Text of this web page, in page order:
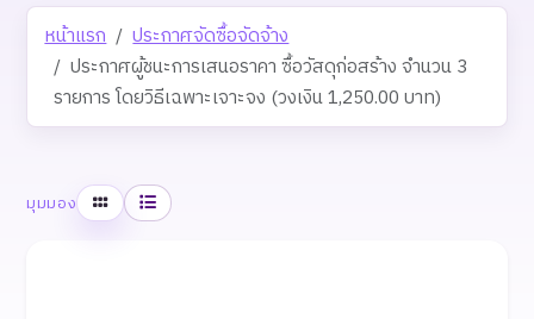
หน้าแรก
ประกาศจัดซื้อจัดจ้าง
ประกาศผู้ชนะการเสนอราคา ซื้อวัสดุก่อสร้าง จำนวน 3
รายการ โดยวิธีเฉพาะเจาะจง (วงเงิน 1,250.00 บาท)
มุมมอง ตารางรายการ